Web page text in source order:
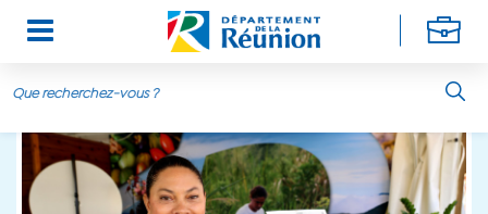
Aller au contenu principal